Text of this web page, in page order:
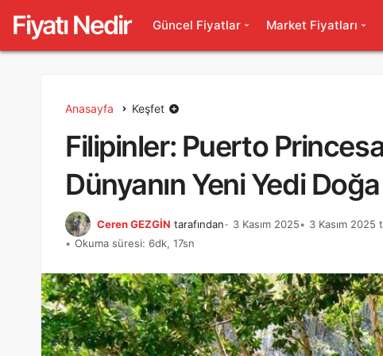
Fiyatı Nedir Güncel Fiyatlar Market Fiyatları
Anasayfa Keşfet
Filipinler: Puerto
Dünyanın Yeni Yedi
Ceren GEZGİN tarafından 3 Kasım 2025 3 Kasım
Okuma süresi: 6dk, 17sn